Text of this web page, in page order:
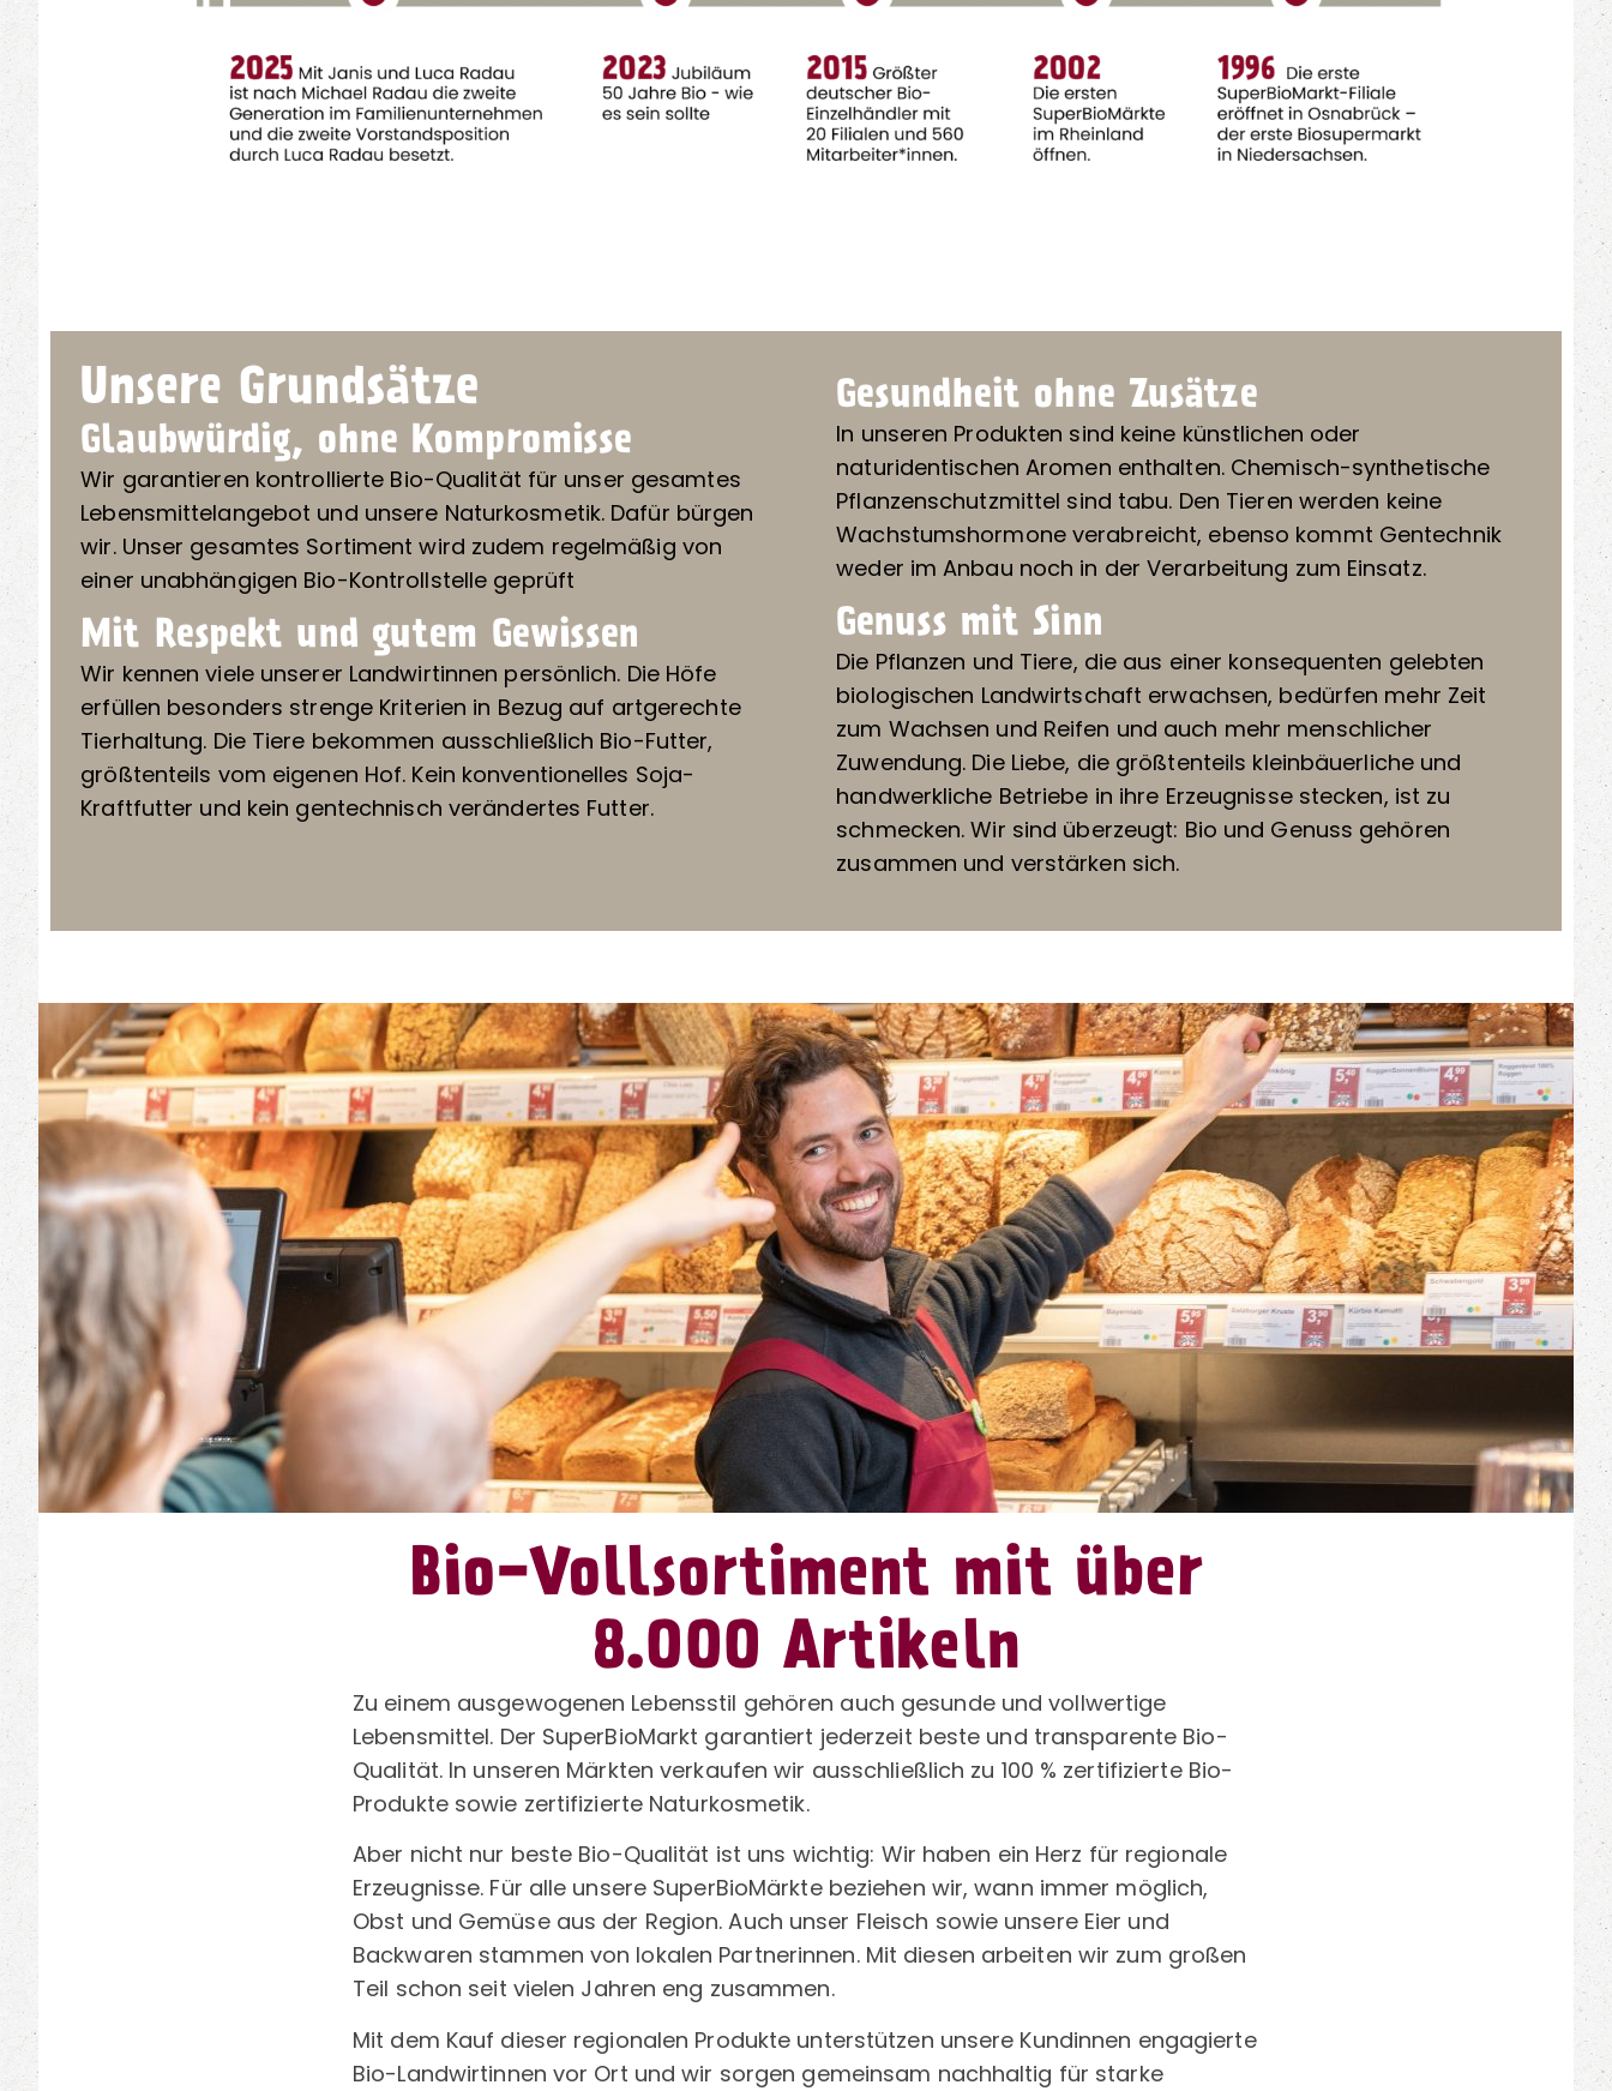
Unsere Grundsätze
Glaubwürdig, ohne Kompromisse
Wir garantieren kontrollierte Bio-Qualität für unser gesamtes
Lebensmittelangebot und unsere Naturkosmetik. Dafür bürgen
wir. Unser gesamtes Sortiment wird zudem regelmäßig von
einer unabhängigen Bio-Kontrollstelle geprüft
Mit Respekt und gutem Gewissen
Wir kennen viele unserer Landwirtinnen persönlich. Die Höfe
erfüllen besonders strenge Kriterien in Bezug auf artgerechte
Tierhaltung. Die Tiere bekommen ausschließlich Bio-Futter,
größtenteils vom eigenen Hof. Kein konventionelles Soja-
Kraftfutter und kein gentechnisch verändertes Futter.
Gesundheit ohne Zusätze
In unseren Produkten sind keine künstlichen oder
naturidentischen Aromen enthalten. Chemisch-synthetische
Pflanzenschutzmittel sind tabu. Den Tieren werden keine
Wachstumshormone verabreicht, ebenso kommt Gentechnik
weder im Anbau noch in der Verarbeitung zum Einsatz.
Genuss mit Sinn
Die Pflanzen und Tiere, die aus einer konsequenten gelebten
biologischen Landwirtschaft erwachsen, bedürfen mehr Zeit
zum Wachsen und Reifen und auch mehr menschlicher
Zuwendung. Die Liebe, die größtenteils kleinbäuerliche und
handwerkliche Betriebe in ihre Erzeugnisse stecken, ist zu
schmecken. Wir sind überzeugt: Bio und Genuss gehören
zusammen und verstärken sich.
Bio-Vollsortiment mit über
8.000 Artikeln
Zu einem ausgewogenen Lebensstil gehören auch gesunde und vollwertige
Lebensmittel. Der SuperBioMarkt garantiert jederzeit beste und transparente Bio-
Qualität. In unseren Märkten verkaufen wir ausschließlich zu 100 % zertifizierte Bio-
Produkte sowie zertifizierte Naturkosmetik.
Aber nicht nur beste Bio-Qualität ist uns wichtig: Wir haben ein Herz für regionale
Erzeugnisse. Für alle unsere SuperBioMärkte beziehen wir, wann immer möglich,
Obst und Gemüse aus der Region. Auch unser Fleisch sowie unsere Eier und
Backwaren stammen von lokalen Partnerinnen. Mit diesen arbeiten wir zum großen
Teil schon seit vielen Jahren eng zusammen.
Mit dem Kauf dieser regionalen Produkte unterstützen unsere Kundinnen engagierte
Bio-Landwirtinnen vor Ort und wir sorgen gemeinsam nachhaltig für starke